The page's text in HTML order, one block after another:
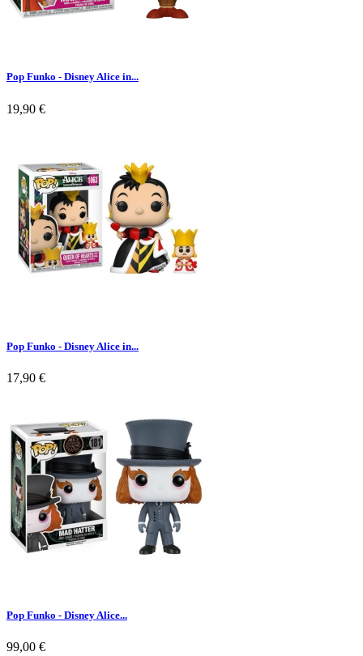
Pop Funko - Disney Alice in...
19,90 €
Pop Funko - Disney Alice in...
17,90 €
Pop Funko - Disney Alice...
99,00 €